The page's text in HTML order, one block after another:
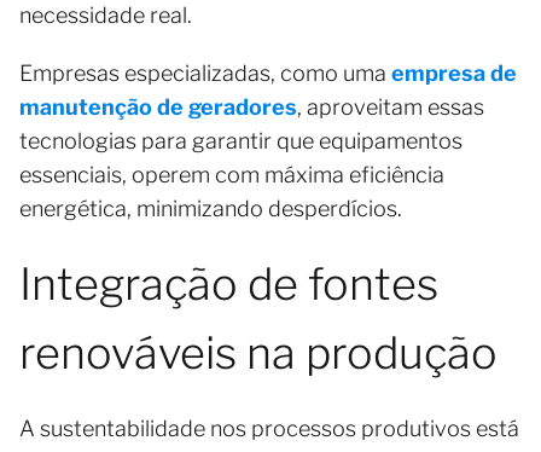
necessidade real.
Empresas especializadas, como uma empresa de
manutenção de geradores, aproveitam essas
tecnologias para garantir que equipamentos
essenciais, operem com máxima eficiência
energética, minimizando desperdícios.
Integração de fontes
renováveis na produção
A sustentabilidade nos processos produtivos está